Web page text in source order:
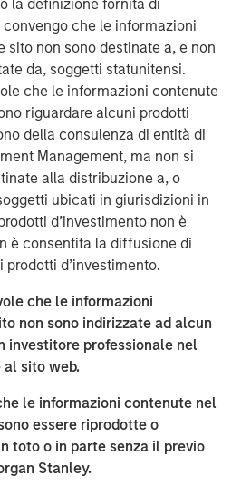
la definizione fornita di
convengo che le informazioni
sito non sono destinate a, e non
da, soggetti statunitensi.
che le informazioni contenute
riguardare alcuni prodotti
della consulenza di entità di
Management, ma non si
alla distribuzione a, o
ubicati in giurisdizioni in
d’investimento non è
è consentita la diffusione di
d’investimento.
che le informazioni
non sono indirizzate ad alcun
investitore professionale nel
al sito web.
le informazioni contenute nel
essere riprodotte o
toto o in parte senza il previo
Stanley.
in recent years and have an
future.”
makes private equity and
on a global basis. To date,
Equity and its predecessor funds
billion of equity across a broad
investment is the fourth and
Unternehmensbeteiligungs
18 months ago by Barbara
Zapotocky. BAST
process of a share capital
to finance further investment
and Mr. Buhl, have an
developing Breitenfeld into a
specialty steel sector,” said
Director of Morgan Stanley